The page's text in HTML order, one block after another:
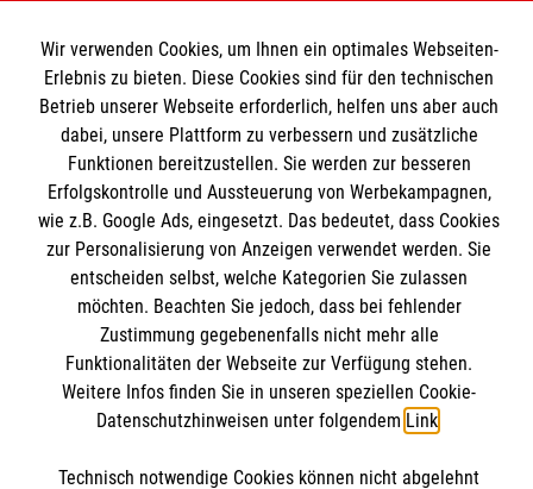
Angebote und Leistungen
Unsere Kurse
Mitarbeiten
Wir Malteser
Informationen
Kontakt
Pressestelle
Impressum
Malteser online
Malteserorden
Malteser Jugend
Malteser International
Sharepoint
Spendenkonto
Empfänger: Malteser Hilfsdienst e.V.
IBAN: DE103 7060 120 120 120 0001 2
Soziale Netzwerke
Wir verwenden Cookies, um Ihnen ein optimales Webseiten-
Erlebnis zu bieten. Diese Cookies sind für den technischen
Betrieb unserer Webseite erforderlich, helfen uns aber auch
dabei, unsere Plattform zu verbessern und zusätzliche
Funktionen bereitzustellen. Sie werden zur besseren
Erfolgskontrolle und Aussteuerung von Werbekampagnen,
wie z.B. Google Ads, eingesetzt. Das bedeutet, dass Cookies
zur Personalisierung von Anzeigen verwendet werden. Sie
entscheiden selbst, welche Kategorien Sie zulassen
möchten. Beachten Sie jedoch, dass bei fehlender
Zustimmung gegebenenfalls nicht mehr alle
Funktionalitäten der Webseite zur Verfügung stehen.
Weitere Infos finden Sie in unseren speziellen Cookie-
Datenschutzhinweisen unter folgendem Link.
Technisch notwendige Cookies können nicht abgelehnt